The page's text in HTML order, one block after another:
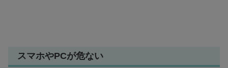
スマホやPCが危ない